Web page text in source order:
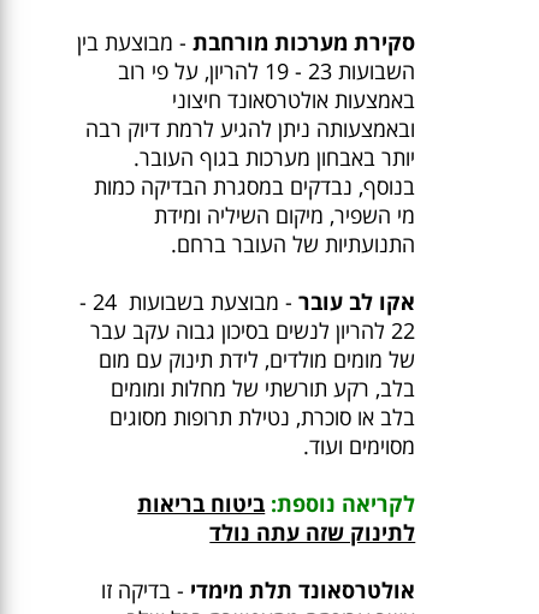
סקירת מערכות מורחבת - מבוצעת בין
השבועות 23 - 19 להריון, על פי רוב
באמצעות אולטרסאונד חיצוני
ובאמצעותה ניתן להגיע לרמת דיוק רבה
יותר באבחון מערכות בגוף העובר.
בנוסף, נבדקים במסגרת הבדיקה כמות
מי השפיר, מיקום השיליה ומידת
התנועתיות של העובר ברחם.
אקו לב עובר
- מבוצעת בשבועות 24 -
22 להריון לנשים בסיכון גבוה עקב עבר
של מומים מולדים, לידת תינוק עם מום
בלב, רקע תורשתי של מחלות ומומים
בלב או סוכרת, נטילת תרופות מסוגים
מסוימים ועוד.
לקריאה נוספת: ביטוח בריאות
לתינוק שזה עתה נולד
אולטרסאונד תלת מימדי - בדיקה זו